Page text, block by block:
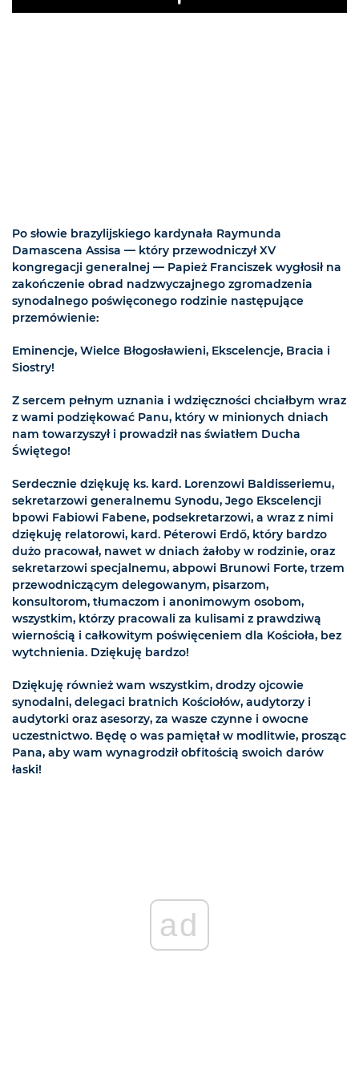
Play
Po słowie brazylijskiego kardynała Raymunda
Damascena Assisa — który przewodniczył XV
kongregacji generalnej — Papież Franciszek wygłosił na
zakończenie obrad nadzwyczajnego zgromadzenia
synodalnego poświęconego rodzinie następujące
przemówienie:
Eminencje, Wielce Błogosławieni, Ekscelencje, Bracia i
Siostry!
Z sercem pełnym uznania i wdzięczności chciałbym wraz
z wami podziękować Panu, który w minionych dniach
nam towarzyszył i prowadził nas światłem Ducha
Świętego!
Serdecznie dziękuję ks. kard. Lorenzowi Baldisseriemu,
sekretarzowi generalnemu Synodu, Jego Ekscelencji
bpowi Fabiowi Fabene, podsekretarzowi, a wraz z nimi
dziękuję relatorowi, kard. Péterowi Erdő, który bardzo
dużo pracował, nawet w dniach żałoby w rodzinie, oraz
sekretarzowi specjalnemu, abpowi Brunowi Forte, trzem
przewodniczącym delegowanym, pisarzom,
konsultorom, tłumaczom i anonimowym osobom,
wszystkim, którzy pracowali za kulisami z prawdziwą
wiernością i całkowitym poświęceniem dla Kościoła, bez
wytchnienia. Dziękuję bardzo!
Dziękuję również wam wszystkim, drodzy ojcowie
synodalni, delegaci bratnich Kościołów, audytorzy i
audytorki oraz asesorzy, za wasze czynne i owocne
uczestnictwo. Będę o was pamiętał w modlitwie, prosząc
Pana, aby wam wynagrodził obfitością swoich darów
łaski!
ad